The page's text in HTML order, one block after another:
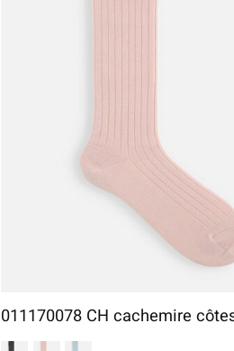
011170078 CH cachemire